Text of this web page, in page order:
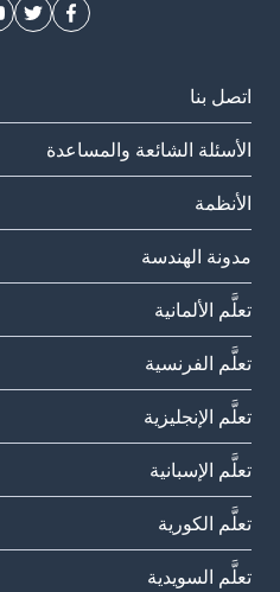
اتصل بنا
الأسئلة الشائعة والمساعدة
الأنظمة
مدونة الهندسة
تعلَّم الألمانية
تعلَّم الفرنسية
تعلَّم الإنجليزية
تعلَّم الإسبانية
تعلَّم الكورية
تعلَّم السويدية